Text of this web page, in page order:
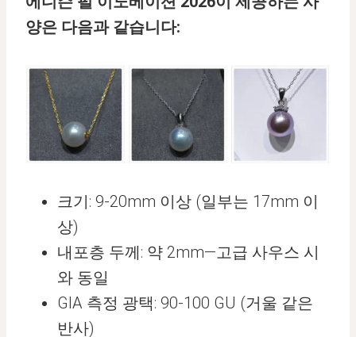
양은 다음과 같습니다:
크기: 9-20mm 이상 (일부는 17mm 이
상)
내포층 두께: 약 2mm—고급 사우스 시
와 동일
GIA 측정 광택: 90-100 GU (거울 같은
반사)